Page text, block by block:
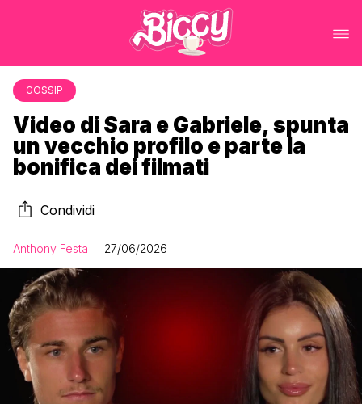
GOSSIP
Video di Sara e Gabriele, spunta
un vecchio profilo e parte la
bonifica dei filmati
Condividi
Anthony Festa 27/06/2026